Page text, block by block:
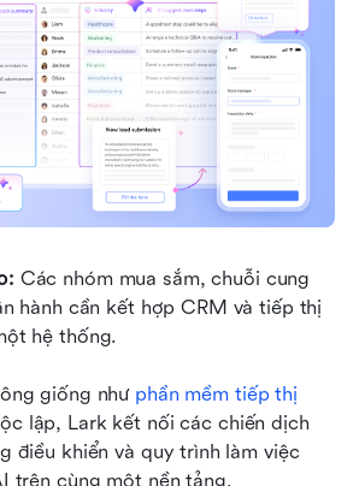
Các nhóm mua sắm, chuỗi cung
hành cần kết hợp CRM và tiếp thị
hệ thống.
giống như phần mềm tiếp thị
lập, Lark kết nối các chiến dịch
điều khiển và quy trình làm việc
trên cùng một nền tảng.